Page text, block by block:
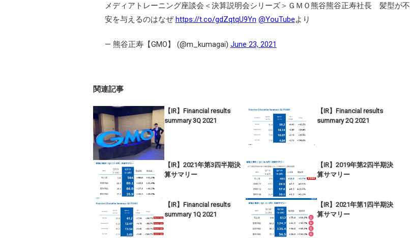
メディアトレーニング座談会＜決算説明会シリーズ＞ＧＭＯ熊谷熊谷正寿社長 髪型が不
安を与えるのはなぜhttps://t.co/gdZqtqU9Yn @YouTubeより
— 熊谷正寿【GMO】 (@m_kumagai) June 23, 2021
関連記事
【IR】Financial results
summary 3Q 2021
【IR】Financial results
summary 2Q 2021
【IR】2021年第3四半期決
算サマリー
【IR】2019年第2四半期決
算サマリー
【IR】Financial results
summary 1Q 2021
【IR】2021年第1四半期決
算サマリー